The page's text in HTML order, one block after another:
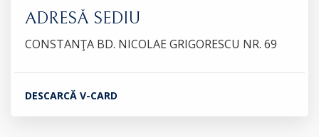
ADRESĂ SEDIU
CONSTANŢA BD. NICOLAE GRIGORESCU NR. 69
DESCARCĂ V-CARD